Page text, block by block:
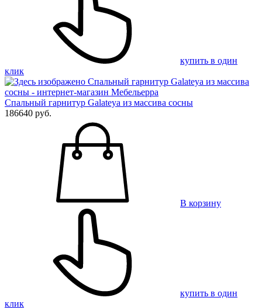
купить в один
клик
Спальный гарнитур Galateya из массива сосны
186640 руб.
В корзину
купить в один
клик